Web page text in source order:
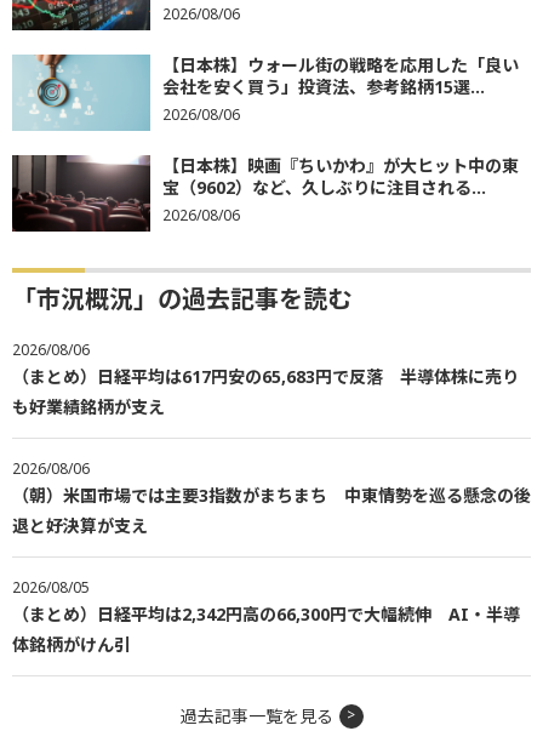
2026/08/06
【日本株】ウォール街の戦略を応用した「良い
会社を安く買う」投資法、参考銘柄15選...
2026/08/06
【日本株】映画『ちいかわ』が大ヒット中の東
宝（9602）など、久しぶりに注目される...
2026/08/06
「市況概況」の過去記事を読む
2026/08/06
（まとめ）日経平均は617円安の65,683円で反落 半導体株に売り
も好業績銘柄が支え
2026/08/06
（朝）米国市場では主要3指数がまちまち 中東情勢を巡る懸念の後
退と好決算が支え
2026/08/05
（まとめ）日経平均は2,342円高の66,300円で大幅続伸 AI・半導
体銘柄がけん引
過去記事一覧を見る